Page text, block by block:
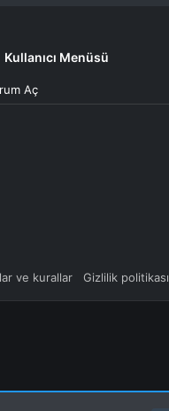
Kullanıcı Menüsü
Aç
ve kurallar Gizlilik politikası